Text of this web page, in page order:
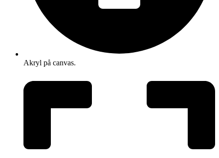
Akryl på canvas.